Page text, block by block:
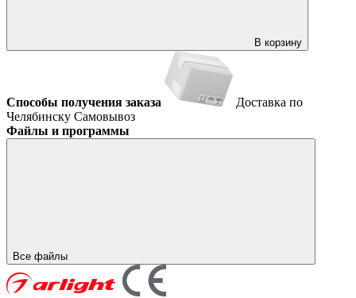
В корзину
Способы получения заказа
Доставка по
Челябинску Самовывоз
Файлы и программы
Все файлы